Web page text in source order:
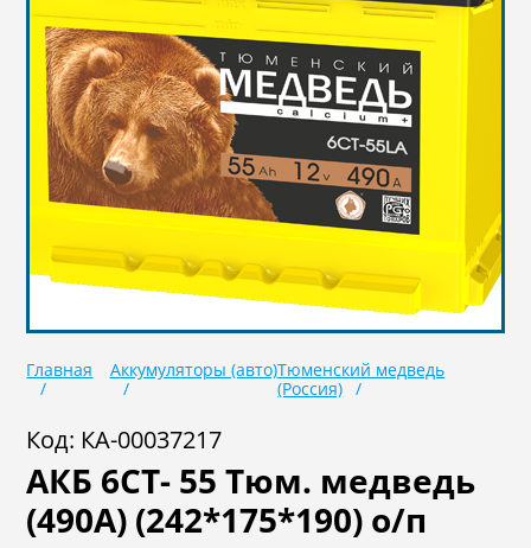
Масла
Иномарки
Крепеж колесный
Мототехника
Садовая техника
Инструмент
Лодки и моторы
Активный отдых
Электроинструмент
и оснастка
Главная Аккумуляторы (авто)Тюменский медведь
(Россия)
Код: КА-00037217
АКБ 6СТ- 55 Тюм. медведь
(490А) (242*175*190) о/п